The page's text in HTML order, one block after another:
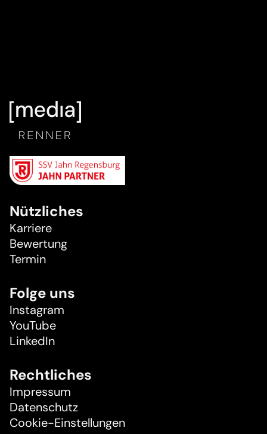
Nützliches
Karriere
Bewertung
Termin
Folge uns
Instagram
YouTube
LinkedIn
Rechtliches
Impressum
Datenschutz
Cookie-Einstellungen